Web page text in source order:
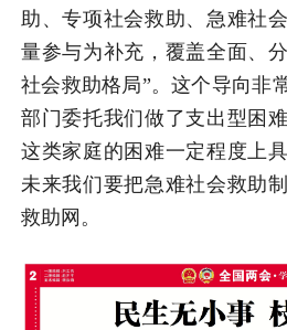
助、专项社会救助、急难社
量参与为补充，覆盖全面、
社会救助格局”。这个导向非
部门委托我们做了支出型困
这类家庭的困难一定程度上
未来我们要把急难社会救助
救助网。